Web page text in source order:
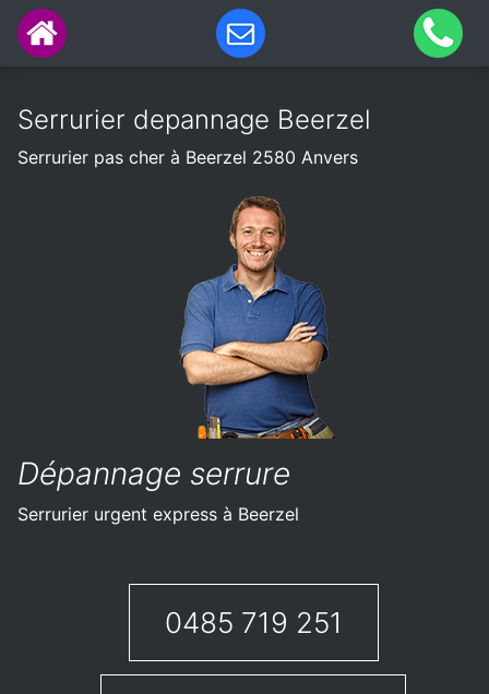
Serrurier depannage Beerzel
Serrurier pas cher à Beerzel 2580 Anvers
Dépannage serrure
Serrurier urgent express à Beerzel
0485 719 251